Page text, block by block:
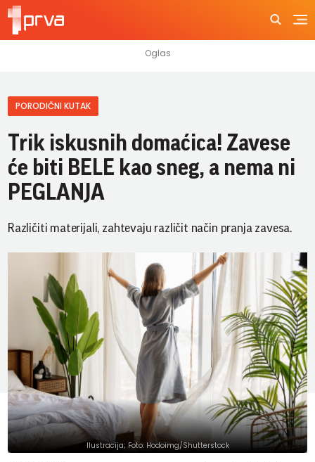
PORODIČNI KUTAK
Trik iskusnih domaćica! Zavese
će biti BELE kao sneg, a nema ni
PEGLANJA
Različiti materijali, zahtevaju različit način pranja zavesa.
Ilustracija; Foto: Hodoimg/Shutterstock